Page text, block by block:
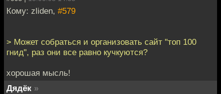
Кому: zliden, #579
> Может собраться и организовать сайт "топ 100
гнид", раз они все равно кучкуются?
хорошая мысль!
Дядёк »